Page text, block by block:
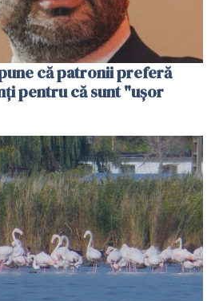
că patronii preferă
pentru că sunt "uşor